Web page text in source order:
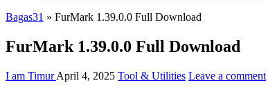
Bagas31 » FurMark 1.39.0.0 Full Download
FurMark 1.39.0.0 Full Download
I am TimurApril 4, 2025 Tool & Utilities Leave a comment